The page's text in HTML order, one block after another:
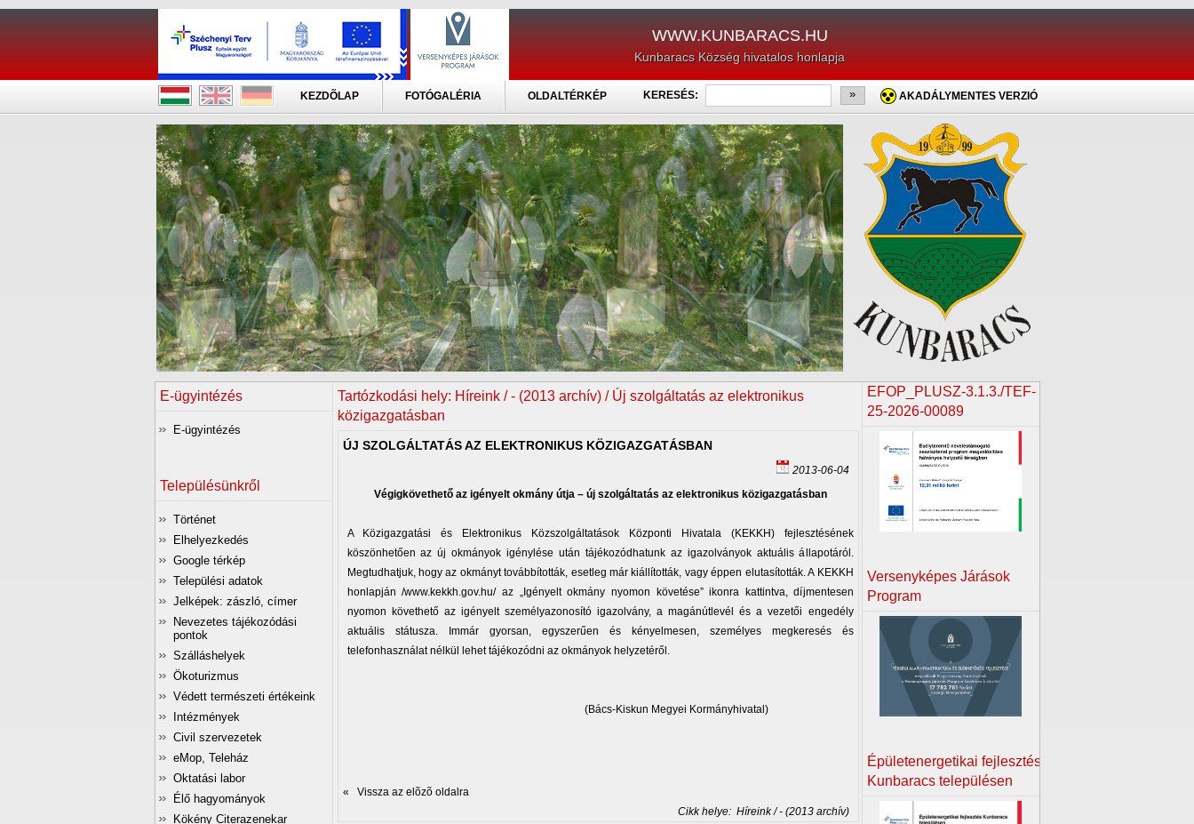
WWW.KUNBARACS.HU
Kunbaracs Község hivatalos honlapja
KEZDÕLAP FOTÓGALÉRIA OLDALTÉRKÉP KERESÉS: » AKADÁLYMENTES VERZIÓ
E-ügyintézés
E-ügyintézés
Településünkről
Történet
Elhelyezkedés
Google térkép
Települési adatok
Jelképek: zászló, címer
Nevezetes tájékozódási
pontok
Szálláshelyek
Ökoturizmus
Védett természeti értékeink
Intézmények
Civil szervezetek
eMop, Teleház
Oktatási labor
Élő hagyományok
Kökény Citerazenekar
Tartózkodási hely: Híreink / - (2013 archív) / Új szolgáltatás az elektronikus
közigazgatásban
ÚJ SZOLGÁLTATÁS AZ ELEKTRONIKUS KÖZIGAZGATÁSBAN
2013-06-04
Végigkövethető az igényelt okmány útja – új szolgáltatás az elektronikus közigazgatásban
A Közigazgatási és Elektronikus Közszolgáltatások Központi Hivatala (KEKKH) fejlesztésének
köszönhetően az új okmányok igénylése után tájékozódhatunk az igazolványok aktuális állapotáról.
Megtudhatjuk, hogy az okmányt továbbították, esetleg már kiállították, vagy éppen elutasították. A KEKKH
honlapján /www.kekkh.gov.hu/ az „Igényelt okmány nyomon követése” ikonra kattintva, díjmentesen
nyomon követhető az igényelt személyazonosító igazolvány, a magánútlevél és a vezetői engedély
aktuális státusza. Immár gyorsan, egyszerűen és kényelmesen, személyes megkeresés és
telefonhasználat nélkül lehet tájékozódni az okmányok helyzetéről.
(Bács-Kiskun Megyei Kormányhivatal)
« Vissza az elõzõ oldalra
Cikk helye:Híreink / - (2013 archív)
EFOP_PLUSZ-3.1.3./TEF-
25-2026-00089
Versenyképes Járások
Program
Épületenergetikai fejlesztés
Kunbaracs településen